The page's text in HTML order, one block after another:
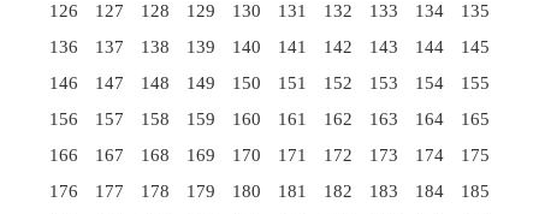
126
127 128 129 130 131 132 133 134
135
136
137 138 139 140 141 142 143 144
145
146
147 148 149 150 151 152 153 154
155
156
157 158 159 160 161 162 163 164
165
166
167 168 169 170 171 172 173 174
175
176
177 178 179 180 181 182 183 184
185